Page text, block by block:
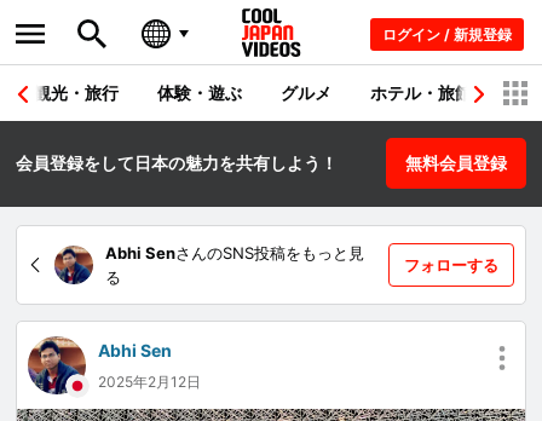
ログイン / 新規登録
観光・旅行 体験・遊ぶ グルメ ホテル・旅館 シ
会員登録をして日本の魅力を共有しよう！ 無料会員登録
Abhi SenさんのSNS投稿をもっと見
る
フォローする
Abhi Sen
2025年2月12日